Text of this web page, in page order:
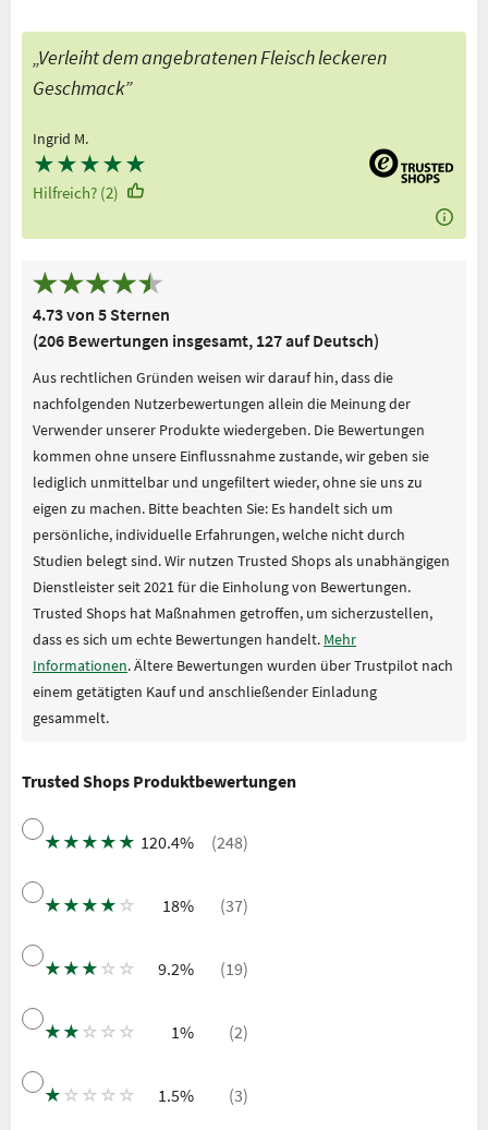
„Verleiht dem angebratenen Fleisch leckeren
Geschmack”
Ingrid M.
★★★★★
Hilfreich? (2)
4.73 von 5 Sternen
(206 Bewertungen insgesamt, 127 auf Deutsch)
Aus rechtlichen Gründen weisen wir darauf hin, dass die
nachfolgenden Nutzerbewertungen allein die Meinung der
Verwender unserer Produkte wiedergeben. Die Bewertungen
kommen ohne unsere Einflussnahme zustande, wir geben sie
lediglich unmittelbar und ungefiltert wieder, ohne sie uns zu
eigen zu machen. Bitte beachten Sie: Es handelt sich um
persönliche, individuelle Erfahrungen, welche nicht durch
Studien belegt sind. Wir nutzen Trusted Shops als unabhängigen
Dienstleister seit 2021 für die Einholung von Bewertungen.
Trusted Shops hat Maßnahmen getroffen, um sicherzustellen,
dass es sich um echte Bewertungen handelt. Mehr
Informationen. Ältere Bewertungen wurden über Trustpilot nach
einem getätigten Kauf und anschließender Einladung
gesammelt.
Trusted Shops Produktbewertungen
★ ★ ★ ★ ★ 120.4% (248)
★ ★ ★ ★ ☆ 18% (37)
★ ★ ★ ☆ ☆ 9.2% (19)
★ ★ ☆ ☆ ☆ 1% (2)
★ ☆ ☆ ☆ ☆ 1.5% (3)